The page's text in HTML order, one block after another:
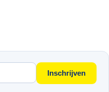
Inschrijven